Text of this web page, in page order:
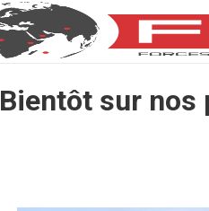
Bientôt sur nos